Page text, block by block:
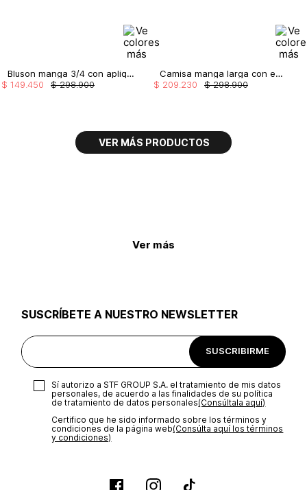
Bluson manga 3/4 con aplique en cuello
$ 298.900
$ 149 450
Camisa manga larga con encaje frontal
$ 298.900
$ 209 230
Ver más
SUSCRÍBETE A NUESTRO NEWSLETTER
SUSCRIBIRME
Sí autorizo a STF GROUP S.A. el tratamiento de mis datos
personales, de acuerdo a las finalidades de su política
de tratamiento de datos personales‎(Consúltala aquí)
Certifico que he sido informado sobre los términos y
condiciones de la página web‎(Consúlta aquí los términos
y condiciones)